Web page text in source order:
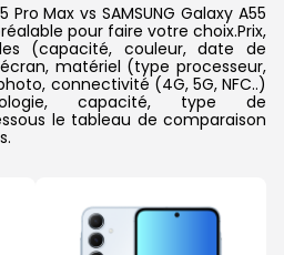
Pro Max vs SAMSUNG Galaxy A55
pour faire votre choix.Prix,
(capacité, couleur, date de
matériel (type processeur,
connectivité (4G, 5G, NFC..)
capacité, type de
le tableau de comparaison